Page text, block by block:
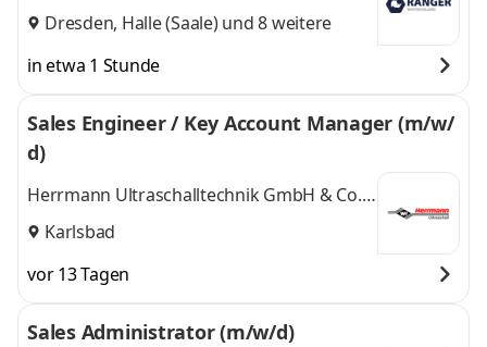
Dresden, Halle (Saale)und 8 weitere
in etwa 1 Stunde
Sales Engineer / Key Account Manager (m/w/
d)
Herrmann Ultraschalltechnik GmbH & Co.
KGKarlsbad
vor 13 Tagen
Sales Administrator (m/w/d)